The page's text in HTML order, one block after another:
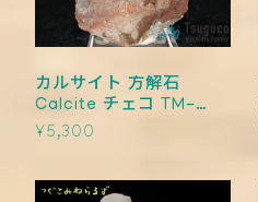
カルサイト 方解石
Calcite チェコ TM-
0014
¥5,300